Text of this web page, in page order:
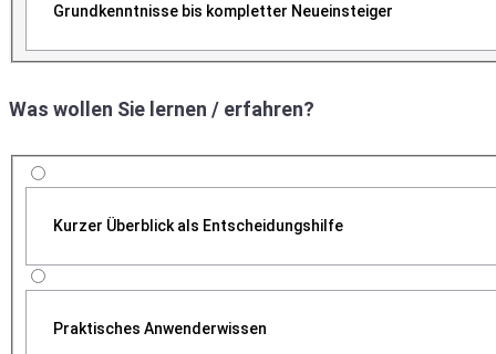
Grundkenntnisse bis kompletter Neueinsteiger
Was wollen Sie lernen / erfahren?
Kurzer Überblick als Entscheidungshilfe
Praktisches Anwenderwissen